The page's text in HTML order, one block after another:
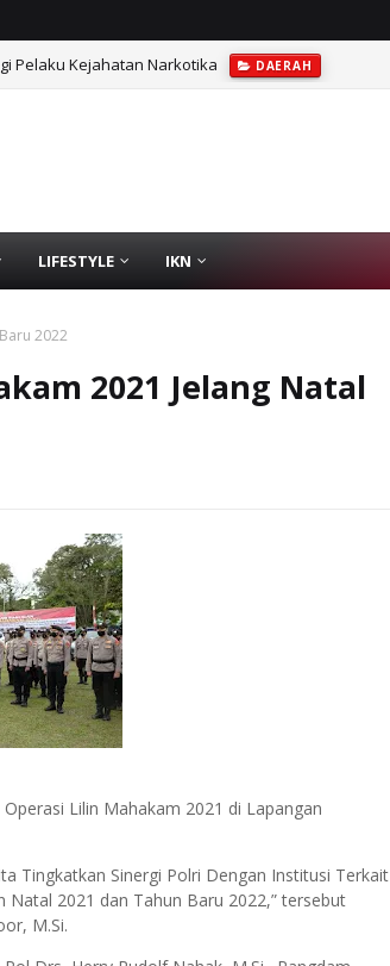
Pelaku Kejahatan Narkotika DAERAH
LIFESTYLE IKN
2022
2021 Jelang Natal
Lilin Mahakam 2021 di Lapangan
Tingkatkan Sinergi Polri Dengan Institusi Terkait
Natal 2021 dan Tahun Baru 2022,” tersebut
M.Si.